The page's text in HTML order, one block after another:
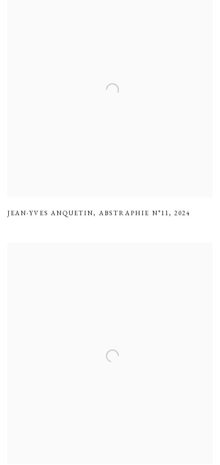
JEAN-YVES ANQUETIN, ABSTRAPHIE N°11, 2024